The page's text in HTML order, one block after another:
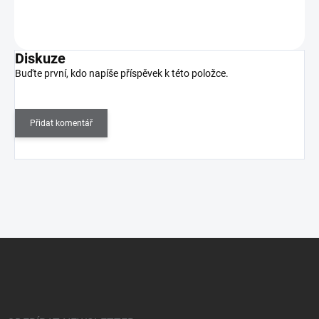
Diskuze
Buďte první, kdo napíše příspěvek k této položce.
Přidat komentář